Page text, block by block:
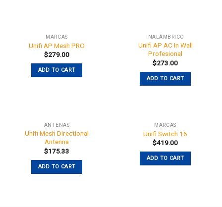
MARCAS
Unifi AP Mesh PRO
$279.00
ADD TO CART
INALÁMBRICO
Unifi AP AC In Wall
Profesional
$273.00
ADD TO CART
ANTENAS
Unifi Mesh Directional
Antenna
$175.33
ADD TO CART
MARCAS
Unifi Switch 16
$419.00
ADD TO CART